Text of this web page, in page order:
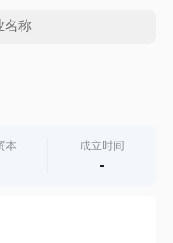
本 成立时间
-